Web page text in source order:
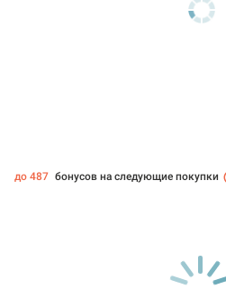
до 487 бонусов на следующие покупки